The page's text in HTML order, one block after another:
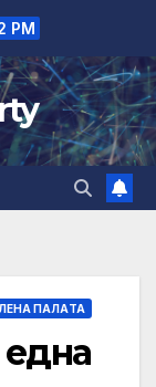
PM
ПАЛAТА